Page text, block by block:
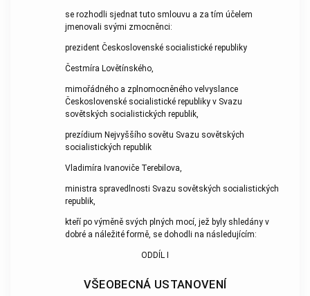
se rozhodli sjednat tuto smlouvu a za tím účelem
jmenovali svými zmocněnci:
prezident Československé socialistické republiky
Čestmíra Lovětínského,
mimořádného a zplnomocněného velvyslance
Československé socialistické republiky v Svazu
sovětských socialistických republik,
prezídium Nejvyššího sovětu Svazu sovětských
socialistických republik
Vladimíra Ivanoviče Terebilova,
ministra spravedlnosti Svazu sovětských socialistických
republik,
kteří po výměně svých plných mocí, jež byly shledány v
dobré a náležité formě, se dohodli na následujícím:
ODDÍL I
VŠEOBECNÁ USTANOVENÍ